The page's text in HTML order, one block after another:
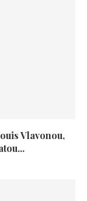
Vlavonou,